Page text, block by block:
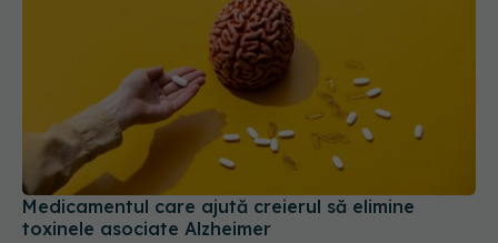
Medicamentul care ajută creierul să elimine
toxinele asociate Alzheimer
18 iun 2026, 17:37